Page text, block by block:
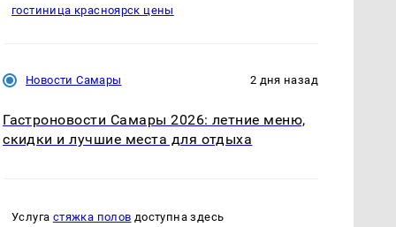
гостиница красноярск цены
Новости Самары 2 дня назад
Гастроновости Самары 2026: летние меню,
скидки и лучшие места для отдыха
Услуга стяжка полов доступна здесь